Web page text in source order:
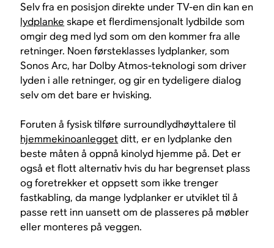
Selv fra en posisjon direkte under TV-en din kan en
lydplanke skape et flerdimensjonalt lydbilde som
omgir deg med lyd som om den kommer fra alle
retninger. Noen førsteklasses lydplanker, som
Sonos Arc, har Dolby Atmos-teknologi som driver
lyden i alle retninger, og gir en tydeligere dialog
selv om det bare er hvisking.
Foruten å fysisk tilføre surroundlydhøyttalere til
hjemmekinoanleggetditt, er en lydplanke den
beste måten å oppnå kinolyd hjemme på. Det er
også et flott alternativ hvis du har begrenset plass
og foretrekker et oppsett som ikke trenger
fastkabling, da mange lydplanker er utviklet til å
passe rett inn uansett om de plasseres på møbler
eller monteres på veggen.